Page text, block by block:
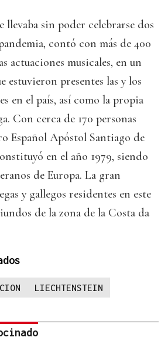
llevaba sin poder celebrarse dos
contó con más de 400
actuaciones musicales, en un
estuvieron presentes las y los
en el país, así como la propia
Con cerca de 170 personas
Español Apóstol Santiago de
en el año 1979, siendo
de Europa. La gran
y gallegos residentes en este
de la zona de la Costa da
LIECHTENSTEIN